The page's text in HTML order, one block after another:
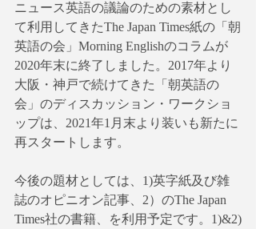
ニュース英語の議論のための素材とし
て利用してきたThe Japan Times紙の「朝
英語の会」Morning Englishのコラムが
2020年末に終了しました。2017年より
大阪・神戸で続けてきた「朝英語の
会」のディスカッション・ワークショ
ップは、2021年1月末より装いも新たに
再スタートします。
今後の題材としては、1)英字紙及び雑
誌のオピニオン記事、2）のThe Japan
Times社の書籍、を利用予定です。1)&2)